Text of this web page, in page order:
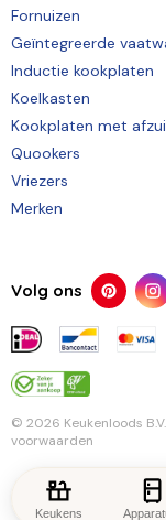
Keukens
Fornuizen
Geïntegreerde
Inductie kookplaten
Koelkasten
Kookplaten met
Quookers
Vriezers
Merken
Volg ons
© 2026 Keukenloods B.V.
voorwaarden